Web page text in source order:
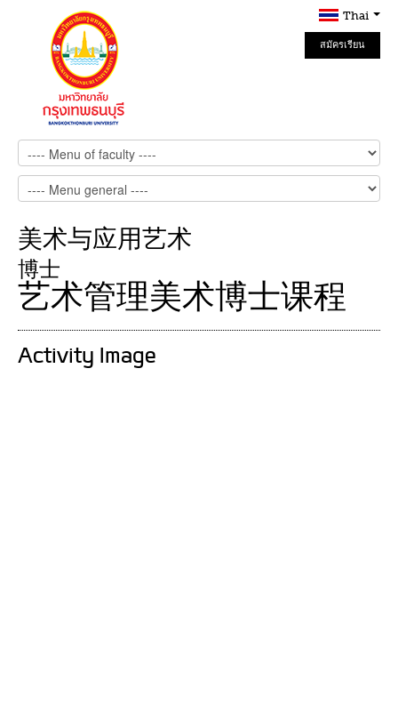
Thai
สมัครเรียน
Online
美术与应用艺术
博士
艺术管理美术博士课程
Activity Image